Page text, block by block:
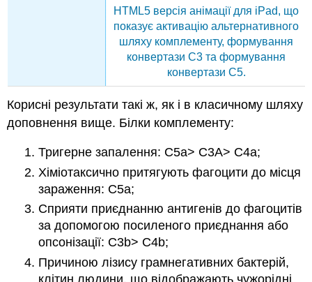
HTML5 версія анімації для iPad, що
показує активацію альтернативного
шляху комплементу, формування
конвертази C3 та формування
конвертази C5.
Корисні результати такі ж, як і в класичному шляху
доповнення вище. Білки комплементу:
Тригерне запалення: C5a> C3A> C4a;
Хіміотаксично притягують фагоцити до місця
зараження: C5a;
Сприяти приєднанню антигенів до фагоцитів
за допомогою посиленого приєднання або
опсонізації: C3b> C4b;
Причиною лізису грамнегативних бактерій,
клітин людини, що відображають чужорідні